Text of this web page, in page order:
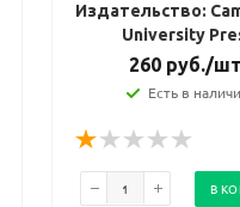
Издательство:
University
260руб./
Есть в
В